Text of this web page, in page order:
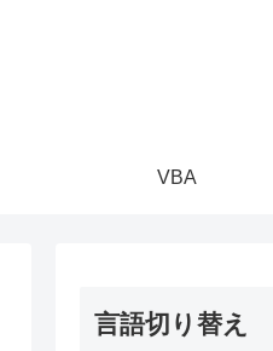
VBA
言語切り替え